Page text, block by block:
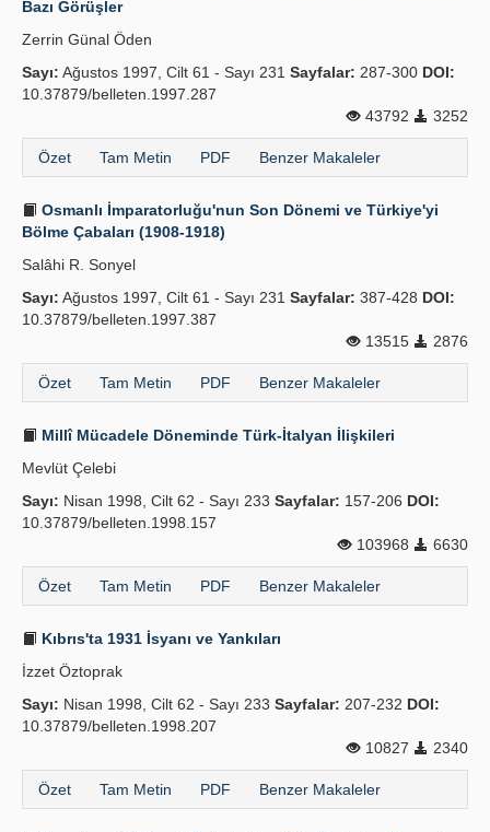
Yayın Politikaları
Kılavuzlar
Bazı Görüşler
Zerrin Günal Öden
Sayı: Ağustos 1997, Cilt 61 - Sayı 231 Sayfalar: 287-300 DOI:
10.37879/belleten.1997.287
43792
3252
Özet Tam Metin PDF Benzer Makaleler
Osmanlı İmparatorluğu'nun Son Dönemi ve Türkiye'yi
Bölme Çabaları (1908-1918)
Salâhi R. Sonyel
Sayı: Ağustos 1997, Cilt 61 - Sayı 231 Sayfalar: 387-428 DOI:
10.37879/belleten.1997.387
13515
2876
Özet Tam Metin PDF Benzer Makaleler
Millî Mücadele Döneminde Türk-İtalyan İlişkileri
Mevlüt Çelebi
Sayı: Nisan 1998, Cilt 62 - Sayı 233 Sayfalar: 157-206 DOI:
10.37879/belleten.1998.157
103968
6630
Özet Tam Metin PDF Benzer Makaleler
Kıbrıs'ta 1931 İsyanı ve Yankıları
İzzet Öztoprak
Sayı: Nisan 1998, Cilt 62 - Sayı 233 Sayfalar: 207-232 DOI:
10.37879/belleten.1998.207
10827
2340
Özet Tam Metin PDF Benzer Makaleler